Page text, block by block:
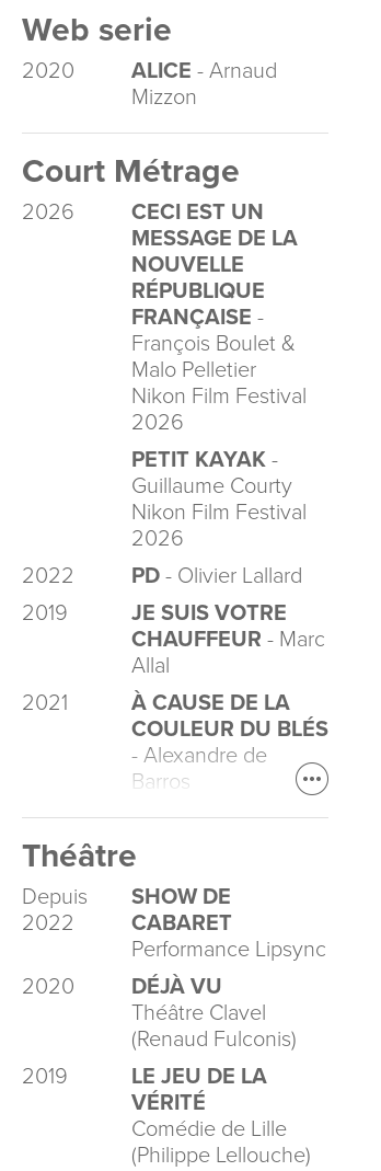
Web serie
2020 ALICE - Arnaud
Mizzon
Court Métrage
2026
CECI EST UN
MESSAGE DE LA
NOUVELLE
RÉPUBLIQUE
FRANÇAISE -
François Boulet &
Malo Pelletier
Nikon Film Festival
2026
PETIT KAYAK -
Guillaume Courty
Nikon Film Festival
2026
2022
PD - Olivier Lallard
2019
JE SUIS VOTRE
CHAUFFEUR - Marc
Allal
2021
À CAUSE DE LA
COULEUR DU BLÉS
- Alexandre de
Barros
Théâtre
Depuis
2022
SHOW DE
CABARET
Performance Lipsync
2020
DÉJÀ VU
Théâtre Clavel
(Renaud Fulconis)
2019
LE JEU DE LA
VÉRITÉ
Comédie de Lille
(Philippe Lellouche)